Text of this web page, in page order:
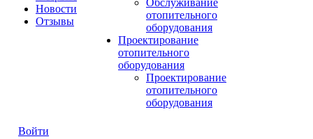
Новости
Отзывы
Обслуживание
отопительного
оборудования
Проектирование
отопительного
оборудования
Проектирование
отопительного
оборудования
Войти